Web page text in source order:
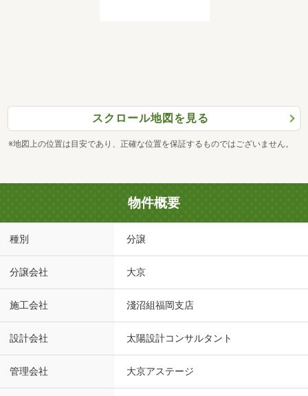
スクロール地図を見る
※地図上の位置は目安であり、正確な位置を保証するものではございません。
物件概要
種別 分譲
分譲会社 大京
施工会社 淺沼組福岡支店
設計会社 太陽設計コンサルタント
管理会社 大京アステージ